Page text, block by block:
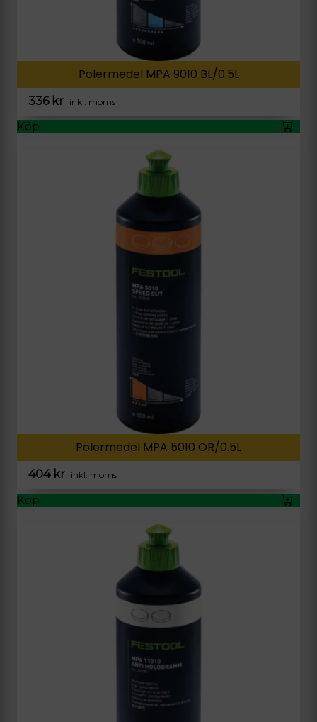
Polermedel MPA 9010 BL/0.5L
336 kr inkl. moms
Köp
Polermedel MPA 5010 OR/0.5L
404 kr inkl. moms
Köp